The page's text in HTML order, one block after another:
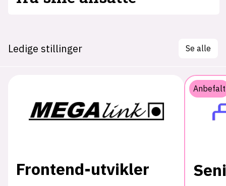
Ledige stillinger Se alle
Frontend-utvikler
Anbefalt